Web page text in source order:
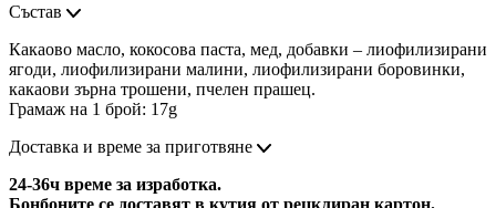
Състав
Какаово масло, кокосова паста, мед, добавки – лиофилизирани
ягоди, лиофилизирани малини, лиофилизирани боровинки,
какаови зърна трошени, пчелен прашец.
Грамаж на 1 брой: 17g
Доставка и време за приготвяне
24-36ч време за изработка.
Бонбоните се доставят в кутия от рецклиран картон.